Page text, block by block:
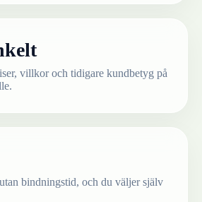
villkor och tidigare kundbetyg på
bindningstid, och du väljer själv